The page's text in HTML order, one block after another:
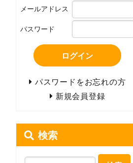
メールアドレス
パスワード
ログイン
パスワードをお忘れの方
新規会員登録
検索